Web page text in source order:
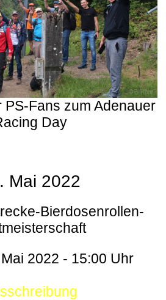
PS-Fans zum Adenauer
Day
Mai 2022
Bierdosenrollen-
2022 - 15:00 Uhr